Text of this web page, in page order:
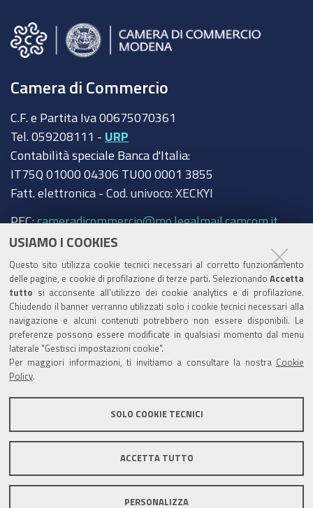
USIAMO I COOKIES
Questo sito utilizza cookie tecnici necessari al corretto funzionamento
delle pagine, e cookie di profilazione di terze parti. Selezionando Accetta
tutto si acconsente all’utilizzo dei cookie analytics e di profilazione.
Chiudendo il banner verranno utilizzati solo i cookie tecnici necessari alla
navigazione e alcuni contenuti potrebbero non essere disponibili. Le
preferenze possono essere modificate in qualsiasi momento dal menu
laterale "Gestisci impostazioni cookie".
Per maggiori informazioni, ti invitiamo a consultare la nostra Cookie
Policy
SOLO COOKIE TECNICI
ACCETTA TUTTO
PERSONALIZZA
Camera di Commercio
C.F. e Partita Iva 00675070361
Tel. 059208111 - URP
Contabilità speciale Banca d'Italia:
IT75Q 01000 04306 TU00 0001 3855
Fatt. elettronica - Cod. univoco: XECKYI
PEC:cameradicommercio@mo.legalmail.camcom.it
Trasparenza
Amministrazione trasparente
Albo Camerale
Pubblicità Legale
Area riservata Amministratori
Informativa generale
Informative privacy
Accessibilità
Note legali